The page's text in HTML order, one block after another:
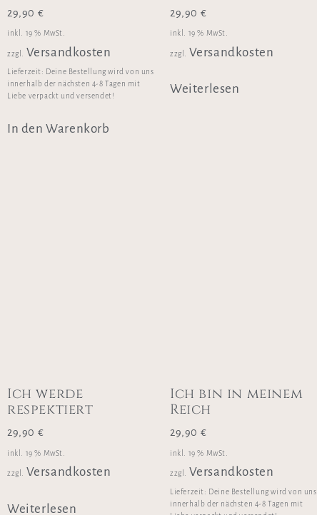
29,90 €
inkl. 19 % MwSt.
zzgl. Versandkosten
Lieferzeit: Deine Bestellung wird von uns
innerhalb der nächsten 4-8 Tagen mit
Liebe verpackt und versendet!
In den Warenkorb
29,90 €
inkl. 19 % MwSt.
zzgl. Versandkosten
Weiterlesen
Ich werde
respektiert
29,90 €
inkl. 19 % MwSt.
zzgl. Versandkosten
Weiterlesen
Ich bin in meinem
Reich
29,90 €
inkl. 19 % MwSt.
zzgl. Versandkosten
Lieferzeit: Deine Bestellung wird von uns
innerhalb der nächsten 4-8 Tagen mit